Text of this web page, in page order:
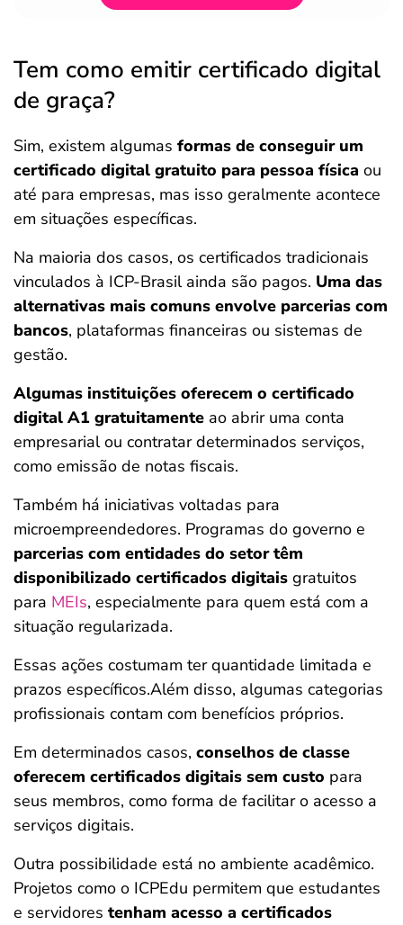
Tem como emitir certificado digital
de graça?
Sim, existem algumas formas de conseguir um
certificado digital gratuito para pessoa física ou
até para empresas, mas isso geralmente acontece
em situações específicas.
Na maioria dos casos, os certificados tradicionais
vinculados à ICP-Brasil ainda são pagos. Uma das
alternativas mais comuns envolve parcerias com
bancos, plataformas financeiras ou sistemas de
gestão.
Algumas instituições oferecem o certificado
digital A1 gratuitamente ao abrir uma conta
empresarial ou contratar determinados serviços,
como emissão de notas fiscais.
Também há iniciativas voltadas para
microempreendedores. Programas do governo e
parcerias com entidades do setor têm
disponibilizado certificados digitais gratuitos
para MEIs, especialmente para quem está com a
situação regularizada.
Essas ações costumam ter quantidade limitada e
prazos específicos.Além disso, algumas categorias
profissionais contam com benefícios próprios.
Em determinados casos, conselhos de classe
oferecem certificados digitais sem custo para
seus membros, como forma de facilitar o acesso a
serviços digitais.
Outra possibilidade está no ambiente acadêmico.
Projetos como o ICPEdu permitem que estudantes
e servidores tenham acesso a certificados